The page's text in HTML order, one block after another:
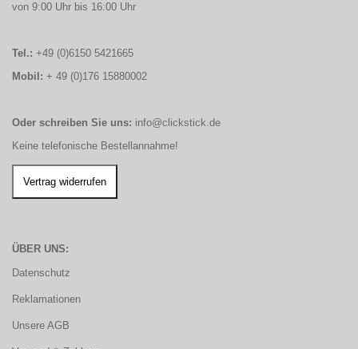
von 9:00 Uhr bis 16:00 Uhr
Tel.: +49 (0)6150 5421665
Mobil: + 49 (0)176 15880002
Oder schreiben Sie uns: info@clickstick.de
Keine telefonische Bestellannahme!
ÜBER UNS:
Datenschutz
Reklamationen
Unsere AGB